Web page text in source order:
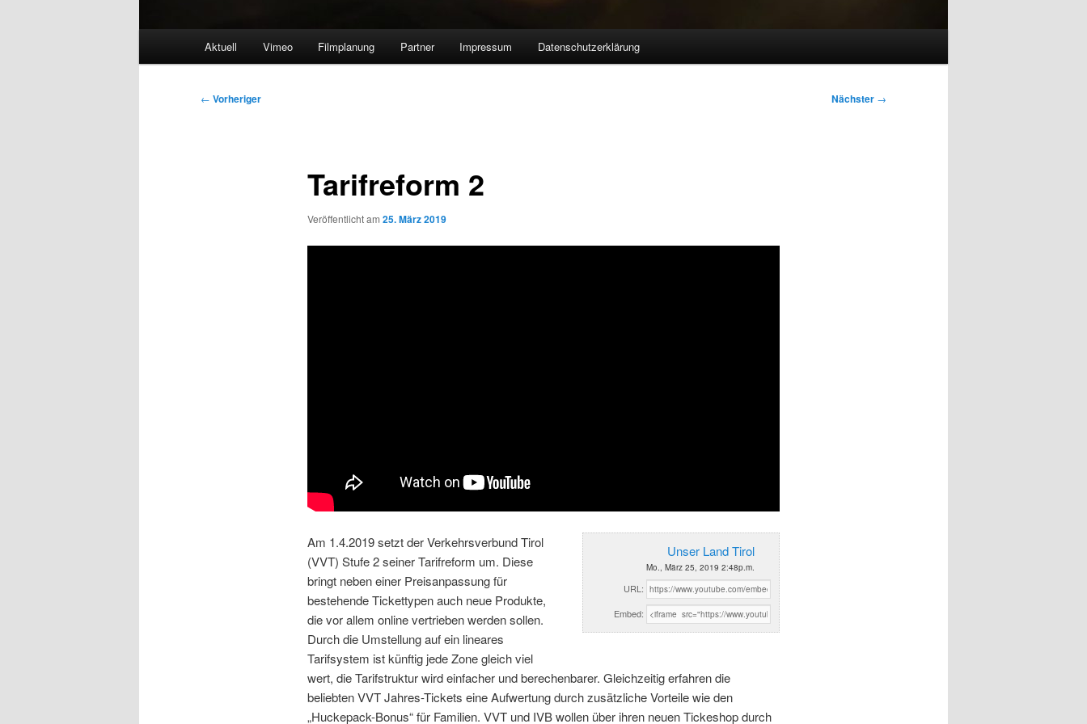
Aktuell Vimeo Filmplanung Partner Impressum Datenschutzerklärung
Beitragsnavigation
← Vorheriger Nächster →
Tarifreform 2
Veröffentlicht am 25. März 2019
Unser Land Tirol
Mo., März 25, 2019 2:48p.m.
URL:
Embed:
Am 1.4.2019 setzt der Verkehrsverbund Tirol
(VVT) Stufe 2 seiner Tarifreform um. Diese
bringt neben einer Preisanpassung für
bestehende Tickettypen auch neue Produkte,
die vor allem online vertrieben werden sollen.
Durch die Umstellung auf ein lineares
Tarifsystem ist künftig jede Zone gleich viel
wert, die Tarifstruktur wird einfacher und berechenbarer. Gleichzeitig erfahren die
beliebten VVT Jahres-Tickets eine Aufwertung durch zusätzliche Vorteile wie den
„Huckepack-Bonus“ für Familien. VVT und IVB wollen über ihren neuen Tickeshop durch